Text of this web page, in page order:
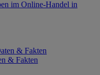
im Online-Handel in
& Fakten
& Fakten